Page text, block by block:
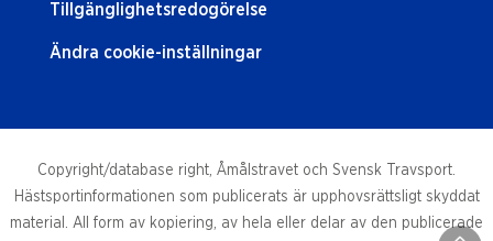
Tillgänglighetsredogörelse
Ändra cookie-inställningar
Copyright/database right, Åmålstravet och Svensk Travsport.
Hästsportinformationen som publicerats är upphovsrättsligt skyddat
material. All form av kopiering, av hela eller delar av den publicerade